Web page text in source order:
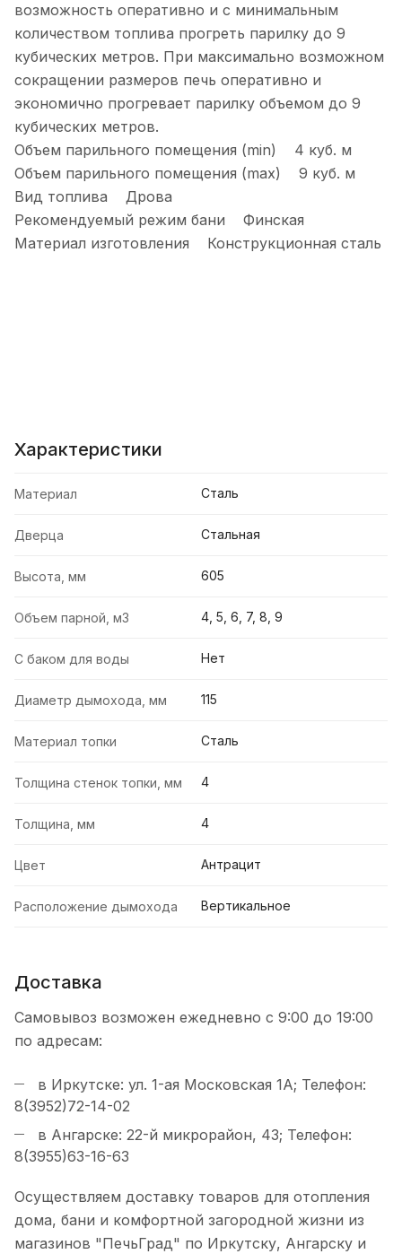
возможность оперативно и с минимальным
количеством топлива прогреть парилку до 9
кубических метров. При максимально возможном
сокращении размеров печь оперативно и
экономично прогревает парилку объемом до 9
кубических метров.
Объем парильного помещения (min) 4 куб. м
Объем парильного помещения (max) 9 куб. м
Вид топлива Дрова
Рекомендуемый режим бани Финская
Материал изготовления Конструкционная сталь
Характеристики
Материал Сталь
Дверца Стальная
Высота, мм 605
Объем парной, м3 4, 5, 6, 7, 8, 9
С баком для воды Нет
Диаметр дымохода, мм 115
Материал топки Сталь
Толщина стенок топки, мм 4
Толщина, мм 4
Цвет Антрацит
Расположение дымохода Вертикальное
Доставка
Самовывоз возможен ежедневно с 9:00 до 19:00
по адресам:
в Иркутске: ул. 1-ая Московская 1А; Телефон:
8(3952)72-14-02
в Ангарске: 22-й микрорайон, 43; Телефон:
8(3955)63-16-63
Осуществляем доставку товаров для отопления
дома, бани и комфортной загородной жизни из
магазинов "ПечьГрад" по Иркутску, Ангарску и